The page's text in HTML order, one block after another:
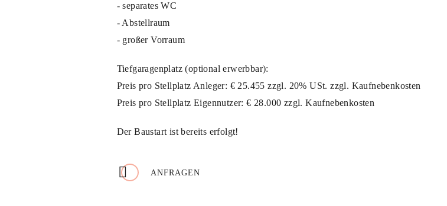
- separates WC
- Abstellraum
- großer Vorraum
Tiefgaragenplatz (optional erwerbbar):
Preis pro Stellplatz Anleger: € 25.455 zzgl. 20% USt. zzgl. Kaufnebenkosten
Preis pro Stellplatz Eigennutzer: € 28.000 zzgl. Kaufnebenkosten
Der Baustart ist bereits erfolgt!
ANFRAGEN